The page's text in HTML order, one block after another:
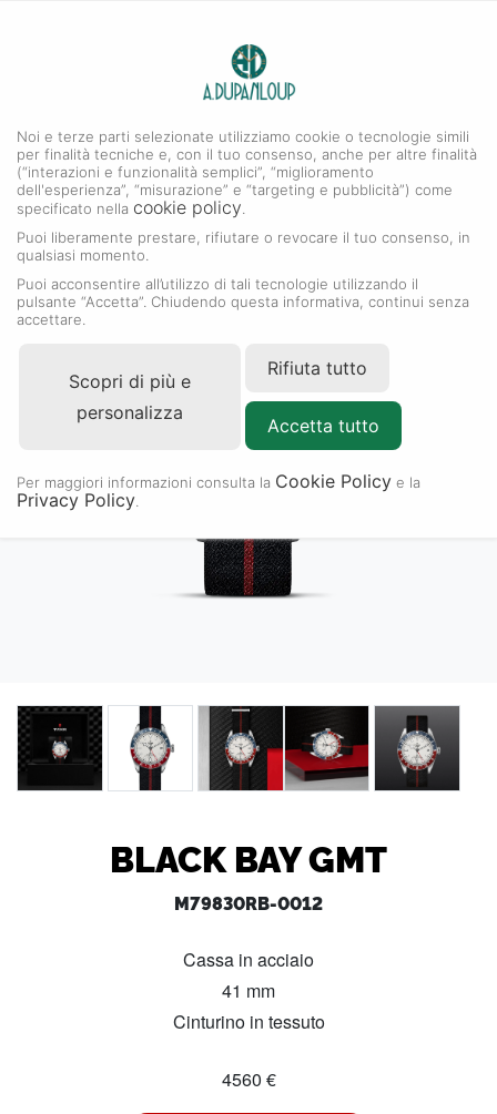
BLACK BAY GMT
M79830RB-0012
Cassa in acciaio
41 mm
Cinturino in tessuto
4560 €
Noi e terze parti selezionate utilizziamo cookie o tecnologie simili
per finalità tecniche e, con il tuo consenso, anche per altre finalità
(“interazioni e funzionalità semplici”, “miglioramento
dell'esperienza”, “misurazione” e “targeting e pubblicità”) come
specificato nella cookie policy
Puoi liberamente prestare, rifiutare o revocare il tuo consenso, in
qualsiasi momento.
Puoi acconsentire all’utilizzo di tali tecnologie utilizzando il
pulsante “Accetta”. Chiudendo questa informativa, continui senza
accettare.
Scopri di più e
personalizza
Rifiuta tutto
Accetta tutto
Per maggiori informazioni consulta la Cookie Policy e la
Privacy Policy